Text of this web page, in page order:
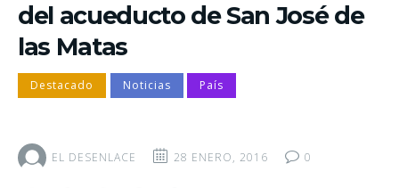
del acueducto de San José de
las Matas
Destacado Noticias País
EL DESENLACE 28 ENERO, 2016 0